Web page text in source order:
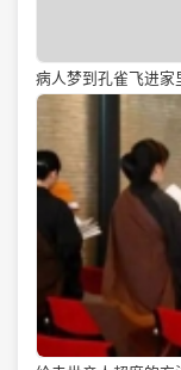
病人梦到孔雀飞进家